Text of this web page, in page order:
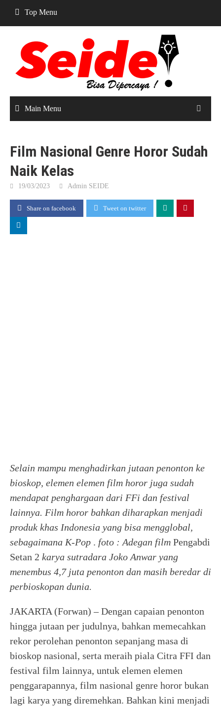
content
Top Menu
Main Menu
Film Nasional Genre Horor Sudah
Naik Kelas
19/03/2023 Admin SEIDE
Share on facebook Tweet on twitter
Selain mampu menghadirkan jutaan penonton ke
bioskop, elemen elemen film horor juga sudah
mendapat penghargaan dari FFi dan festival
lainnya. Film horor bahkan diharapkan menjadi
produk khas Indonesia yang bisa mengglobal,
sebagaimana K-Pop . foto : Adegan film Pengabdi
Setan 2 karya sutradara Joko Anwar yang
menembus 4,7 juta penonton dan masih beredar di
perbioskopan dunia.
JAKARTA (Forwan) – Dengan capaian penonton
hingga jutaan per judulnya, bahkan memecahkan
rekor perolehan penonton sepanjang masa di
bioskop nasional, serta meraih piala Citra FFI dan
festival film lainnya, untuk elemen elemen
penggarapannya, film nasional genre horor bukan
lagi karya yang diremehkan. Bahkan kini menjadi